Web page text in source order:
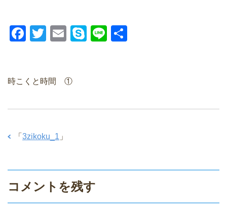
F
e
o
o
T
er
E
S
Li
時こくと時間 ①
「 3zikoku_1 」
コメントを残す